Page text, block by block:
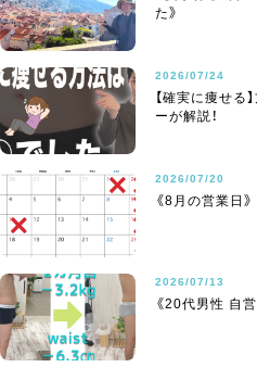
た》
2026/07/24
【確実に痩せる
ーが解説！
2026/07/20
《8月の営業日》
2026/07/13
《20代男性 自